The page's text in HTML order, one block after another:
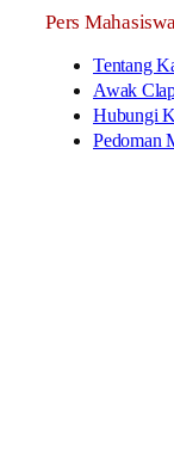
Pers
Tentang
Awak
Hubungi
Pedoman